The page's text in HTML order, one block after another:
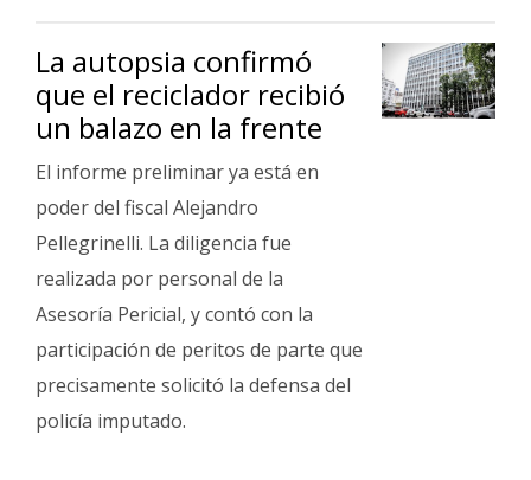
La autopsia confirmó
que el reciclador recibió
un balazo en la frente
El informe preliminar ya está en
poder del fiscal Alejandro
Pellegrinelli. La diligencia fue
realizada por personal de la
Asesoría Pericial, y contó con la
participación de peritos de parte que
precisamente solicitó la defensa del
policía imputado.